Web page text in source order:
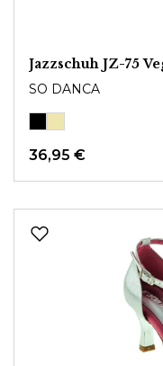
Jazzschuh JZ-75
SO DANCA
36,95 €